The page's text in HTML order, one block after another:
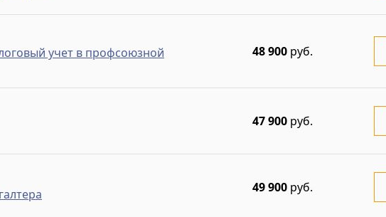
учет в профсоюзной 48 900 руб.
47 900 руб.
49 900 руб.